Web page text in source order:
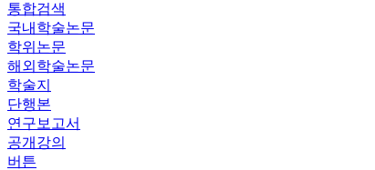
통합검색
국내학술논문
학위논문
해외학술논문
학술지
단행본
연구보고서
공개강의
버튼